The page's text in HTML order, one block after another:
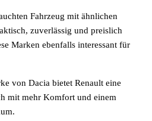
Fahrzeug mit ähnlichen
zuverlässig und preislich
Marken ebenfalls interessant für
von Dacia bietet Renault eine
mit mehr Komfort und einem